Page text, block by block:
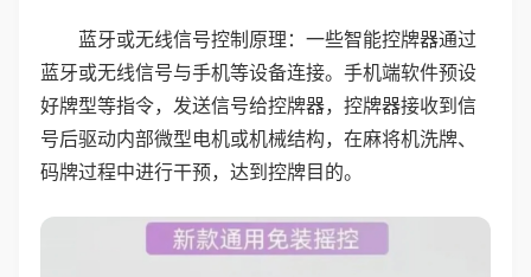
蓝牙或无线信号控制原理：一些智能控牌器通过
蓝牙或无线信号与手机等设备连接。手机端软件预设
好牌型等指令，发送信号给控牌器，控牌器接收到信
号后驱动内部微型电机或机械结构，在麻将机洗牌、
码牌过程中进行干预，达到控牌目的。